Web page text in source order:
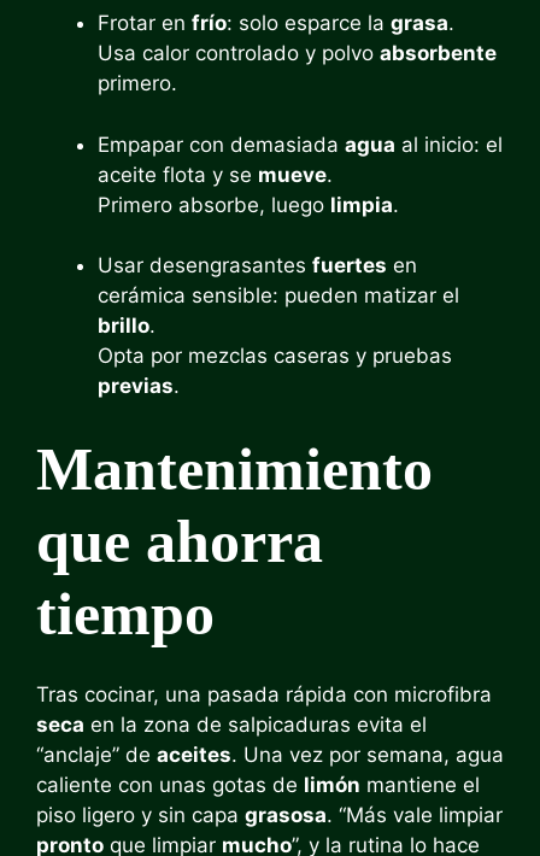
Frotar en frío: solo esparce la grasa.
Usa calor controlado y polvo absorbente
primero.
Empapar con demasiada agua al inicio: el
aceite flota y se mueve.
Primero absorbe, luego limpia.
Usar desengrasantes fuertes en
cerámica sensible: pueden matizar el
brillo.
Opta por mezclas caseras y pruebas
previas.
Mantenimiento
que ahorra
tiempo
Tras cocinar, una pasada rápida con microfibra
seca en la zona de salpicaduras evita el
“anclaje” de aceites. Una vez por semana, agua
caliente con unas gotas de limón mantiene el
piso ligero y sin capa grasosa. “Más vale limpiar
pronto que limpiar mucho”, y la rutina lo hace